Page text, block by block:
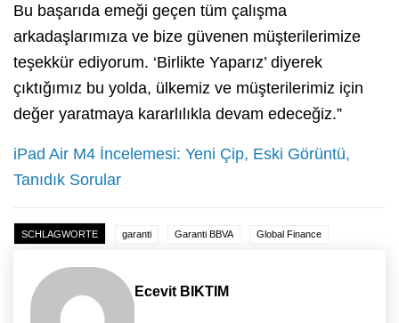
Bu başarıda emeği geçen tüm çalışma
arkadaşlarımıza ve bize güvenen müşterilerimize
teşekkür ediyorum. ‘Birlikte Yaparız’ diyerek
çıktığımız bu yolda, ülkemiz ve müşterilerimiz için
değer yaratmaya kararlılıkla devam edeceğiz.”
iPad Air M4 İncelemesi: Yeni Çip, Eski Görüntü,
Tanıdık Sorular
SCHLAGWORTE garanti Garanti BBVA Global Finance
Ecevit BIKTIM